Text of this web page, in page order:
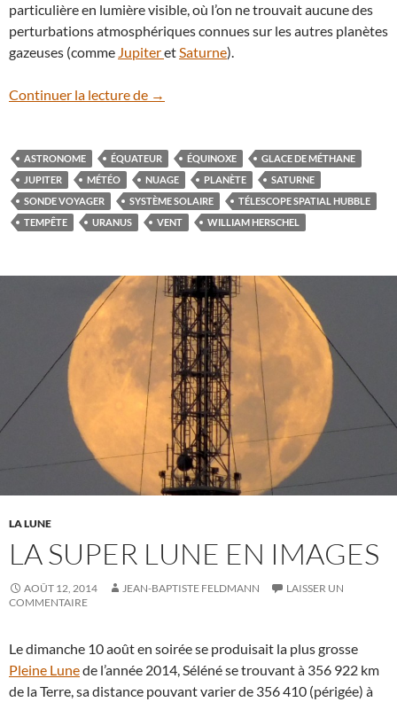
particulière en lumière visible, où l’on ne trouvait aucune des
perturbations atmosphériques connues sur les autres planètes
gazeuses (comme JupiteretSaturne).
Continuer la lecture de Tempêtes géantes sur Uranus
→
ASTRONOME ÉQUATEUR ÉQUINOXE
GLACE DE MÉTHANE
JUPITER
MÉTÉO NUAGE PLANÈTE
SATURNE
SONDE VOYAGER
SYSTÈME SOLAIRE
TÉLESCOPE SPATIAL HUBBLE
TEMPÊTE
URANUS VENT WILLIAM HERSCHEL
LA LUNE
LA SUPER LUNE EN IMAGES
AOÛT 12, 2014 JEAN-BAPTISTE FELDMANN
LAISSER UN
COMMENTAIRE
Le dimanche 10 août en soirée se produisait la plus grosse
Pleine Lunede l’année 2014, Séléné se trouvant à 356 922 km
de la Terre, sa distance pouvant varier de 356 410 (périgée) à